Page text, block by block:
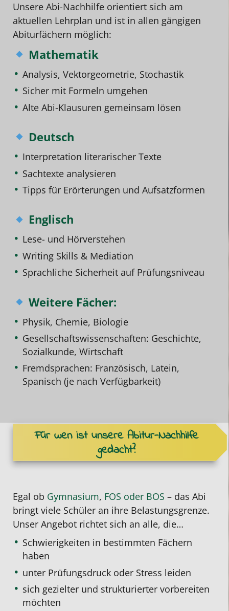
Unsere Abi-Nachhilfe orientiert sich am
aktuellen Lehrplan und ist in allen gängigen
Abiturfächern möglich:
Mathematik
Analysis, Vektorgeometrie, Stochastik
Sicher mit Formeln umgehen
Alte Abi-Klausuren gemeinsam lösen
Deutsch
Interpretation literarischer Texte
Sachtexte analysieren
Tipps für Erörterungen und Aufsatzformen
Englisch
Lese- und Hörverstehen
Writing Skills & Mediation
Sprachliche Sicherheit auf Prüfungsniveau
Weitere Fächer:
Physik, Chemie, Biologie
Gesellschaftswissenschaften: Geschichte,
Sozialkunde, Wirtschaft
Fremdsprachen: Französisch, Latein,
Spanisch (je nach Verfügbarkeit)
Für wen ist unsere Abitur-Nachhilfe
gedacht?
Egal ob Gymnasium, FOS oder BOS – das Abi
bringt viele Schüler an ihre Belastungsgrenze.
Unser Angebot richtet sich an alle, die…
Schwierigkeiten in bestimmten Fächern
haben
unter Prüfungsdruck oder Stress leiden
sich gezielter und strukturierter vorbereiten
möchten